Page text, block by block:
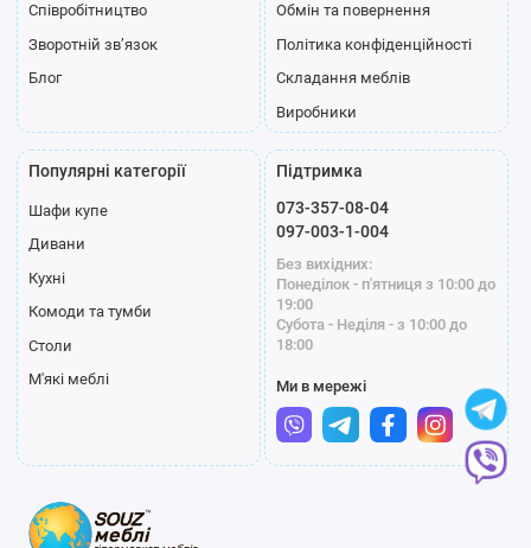
Співробітництво
Зворотній зв’язок
Блог
Обмін та повернення
Політика конфіденційності
Складання меблів
Виробники
Популярні категорії
Шафи купе
Дивани
Кухні
Комоди та тумби
Столи
М'які меблі
Підтримка
073-357-08-04
097-003-1-004
Без вихідних:
Понеділок - п'ятниця з 10:00 до
19:00
Субота - Неділя - з 10:00 до
18:00
Ми в мережі